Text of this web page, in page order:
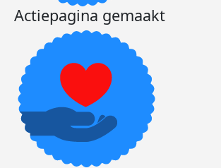
Actiepagina gemaakt